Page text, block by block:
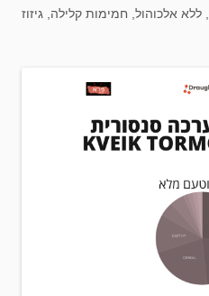
אלכוהול, חמימות קלילה, גיזוז